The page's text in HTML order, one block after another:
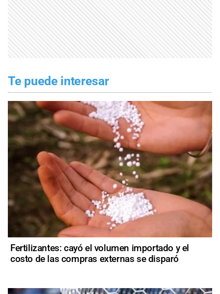
Te puede interesar
Fertilizantes: cayó el volumen importado y el
costo de las compras externas se disparó